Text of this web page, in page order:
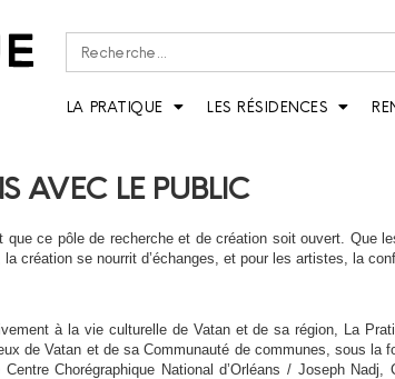
Rechercher :
LA PRATIQUE LES RÉSIDENCES
AVEC LE PUBLIC
que ce pôle de recherche et de création soit ouvert. Que
création se nourrit d’échanges, et pour les artistes, la
à la vie culturelle de Vatan et de sa région, La
de Vatan et de sa Communauté de communes, sous la
Chorégraphique National d’Orléans / Joseph